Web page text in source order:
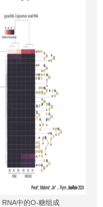
中的O-糖组成